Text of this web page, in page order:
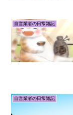
自営業者の日常雑記
自営業者の日常雑記